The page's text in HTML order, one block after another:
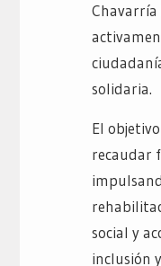
solidaria.
El
recaudar
social y
inclusión